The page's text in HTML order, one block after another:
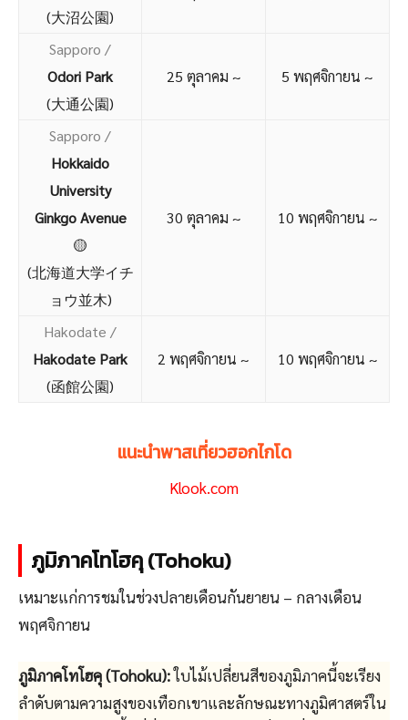
(大沼公園)
Sapporo /
Odori Park
(大通公園)
25 ตุลาคม ~ 5 พฤศจิกายน ~
Sapporo /
Hokkaido
University
Ginkgo Avenue
🟡
(北海道大学イチ
ョウ並木)
30 ตุลาคม ~ 10 พฤศจิกายน ~
Hakodate /
Hakodate Park
(函館公園)
2 พฤศจิกายน ~ 10 พฤศจิกายน ~
แนะนำพาสเที่ยวฮอกไกโด
Klook.com
ภูมิภาคโทโฮคุ (Tohoku)
เหมาะแก่การชมในช่วงปลายเดือนกันยายน – กลางเดือน
พฤศจิกายน
ภูมิภาคโทโฮคุ (Tohoku):ใบไม้เปลี่ยนสีของภูมิภาคนี้จะเรียง
ลำดับตามความสูงของเทือกเขาและลักษณะทางภูมิศาสตร์ใน